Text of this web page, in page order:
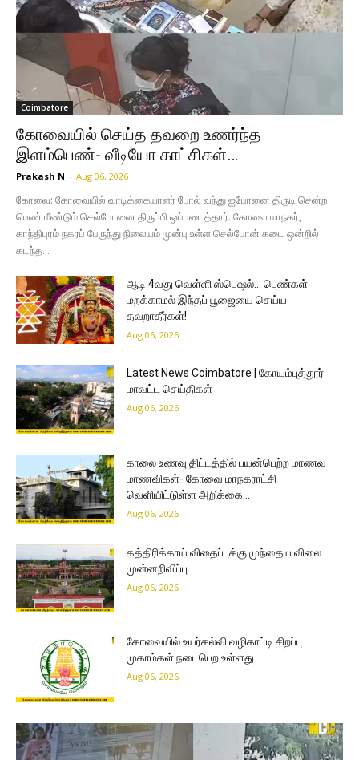
Coimbatore
கோவையில் செய்த தவறை உணர்ந்த
இளம்பெண்- வீடியோ காட்சிகள்…
Prakash N - Aug 06, 2026
கோவை: கோவையில் வாடிக்கையாளர் போல் வந்து ஐபோனை திருடி சென்ற
பெண் மீண்டும் செல்போனை திருப்பி ஒப்படைத்தார். கோவை மாநகர்,
காந்திபுரம் நகரப் பேருந்து நிலையம் முன்பு உள்ள செல்போன் கடை ஒன்றில்
கடந்த...
ஆடி 4வது வெள்ளி ஸ்பெஷல்… பெண்கள்
மறக்காமல் இந்தப் பூஜையை செய்ய
தவறாதீர்கள்!
Aug 06, 2026
Latest News Coimbatore | கோயம்புத்தூர்
மாவட்ட செய்திகள்
Aug 06, 2026
காலை உணவு திட்டத்தில் பயன்பெற்ற மாணவ
மாணவிகள்- கோவை மாநகராட்சி
வெளியிட்டுள்ள அறிக்கை…
Aug 06, 2026
கத்திரிக்காய் விதைப்புக்கு முந்தைய விலை
முன்னறிவிப்பு…
Aug 06, 2026
கோவையில் உயர்கல்வி வழிகாட்டி சிறப்பு
முகாம்கள் நடைபெற உள்ளது…
Aug 06, 2026